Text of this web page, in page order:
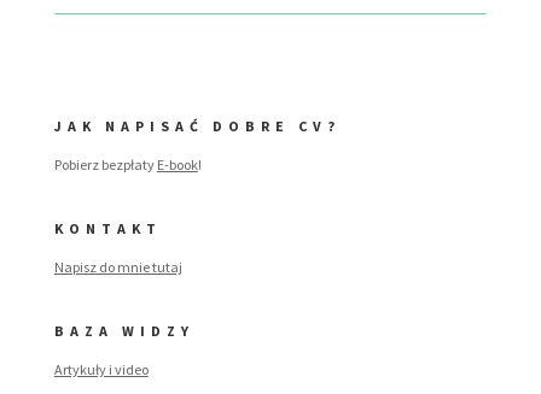
JAK NAPISAĆ DOBRE CV?
Pobierz bezpłaty E-book!
KONTAKT
Napisz do mnie tutaj
BAZA WIDZY
Artykuły i video